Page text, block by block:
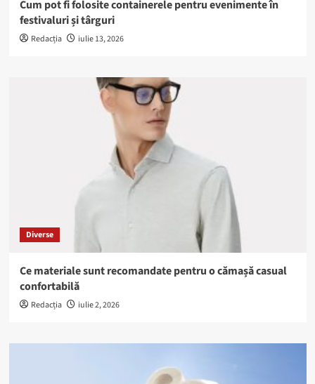
Cum pot fi folosite containerele pentru evenimente în
festivaluri și târguri
Redacția iulie 13, 2026
Diverse
Ce materiale sunt recomandate pentru o cămașă casual
confortabilă
Redacția iulie 2, 2026